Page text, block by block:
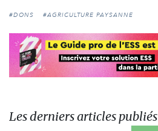
#DONS #AGRICULTURE PAYSANNE
Les derniers articles publiés